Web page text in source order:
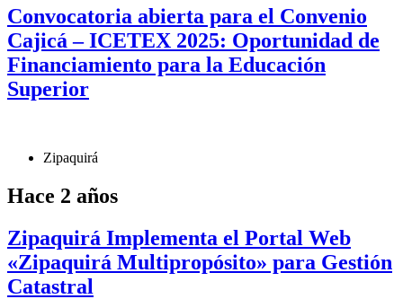
Convocatoria abierta para el Convenio
Cajicá – ICETEX 2025: Oportunidad de
Financiamiento para la Educación
Superior
Zipaquirá
Hace 2 años
Zipaquirá Implementa el Portal Web
«Zipaquirá Multipropósito» para Gestión
Catastral